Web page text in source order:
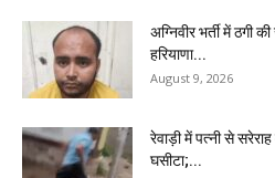
अग्निवीर भर्ती में ठगी
हरियाणा...
August 9, 2026
रेवाड़ी में पत्नी से
घसीटा;...